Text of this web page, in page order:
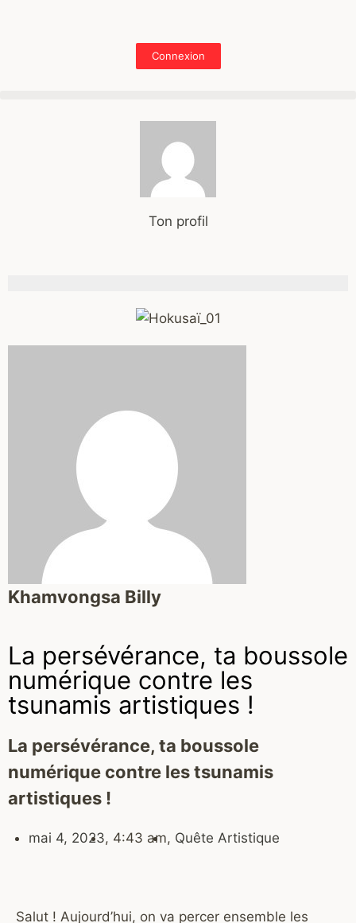
Connexion
Ton profil
Khamvongsa Billy
La persévérance, ta boussole
numérique contre les
tsunamis artistiques !
La persévérance, ta boussole
numérique contre les tsunamis
artistiques !
mai 4, 2023, 4:43 am, Quête Artistique
Salut ! Aujourd’hui, on va percer ensemble les